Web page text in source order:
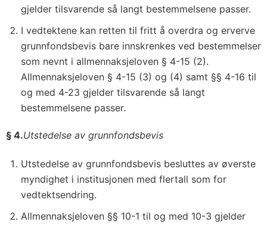
gjelder tilsvarende så langt bestemmelsene passer.
I vedtektene kan retten til fritt å overdra og erverve
grunnfondsbevis bare innskrenkes ved bestemmelser
som nevnt i allmennaksjeloven § 4-15 (2).
Allmennaksjeloven § 4-15 (3) og (4) samt §§ 4-16 til
og med 4-23 gjelder tilsvarende så langt
bestemmelsene passer.
§ 4.Utstedelse av grunnfondsbevis
Utstedelse av grunnfondsbevis besluttes av øverste
myndighet i institusjonen med flertall som for
vedtektsendring.
Allmennaksjeloven §§ 10-1 til og med 10-3 gjelder